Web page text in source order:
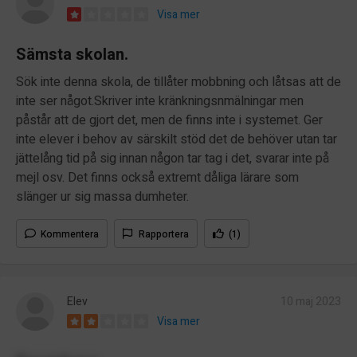
Visa mer
Sämsta skolan.
Sök inte denna skola, de tillåter mobbning och låtsas att de
inte ser något.Skriver inte kränkningsnmälningar men
påstår att de gjort det, men de finns inte i systemet. Ger
inte elever i behov av särskilt stöd det de behöver utan tar
jättelång tid på sig innan någon tar tag i det, svarar inte på
mejl osv. Det finns också extremt dåliga lärare som
slänger ur sig massa dumheter.
Kommentera Rapportera (1)
Elev
Visa mer